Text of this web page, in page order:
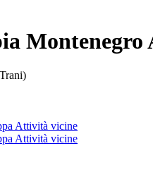
Montenegro
Attività vicine
Attività vicine